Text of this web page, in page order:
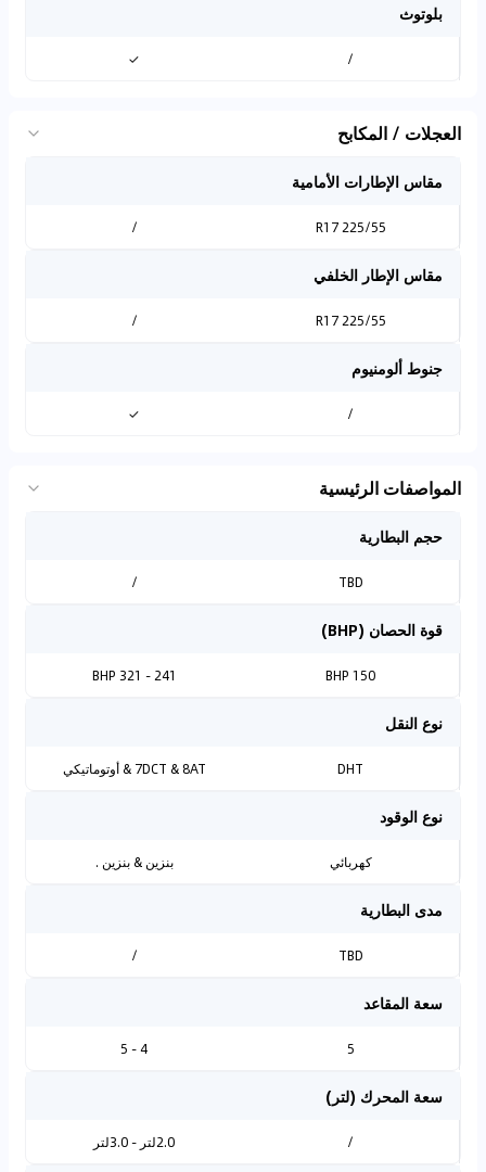
بلوتوث
/
✓
العجلات / المكابح
مقاس الإطارات الأمامية
225/55 R17
/
مقاس الإطار الخلفي
225/55 R17
/
جنوط ألومنيوم
/
✓
المواصفات الرئيسية
حجم البطارية
TBD
/
قوة الحصان (BHP)
150 BHP
241 - 321 BHP
نوع النقل
DHT 7DCT & 8AT & أوتوماتيكي
نوع الوقود
كهربائي بنزين & بنزين .
مدى البطارية
TBD
/
سعة المقاعد
5
4 - 5
سعة المحرك (لتر)
/ 2.0لتر - 3.0لتر